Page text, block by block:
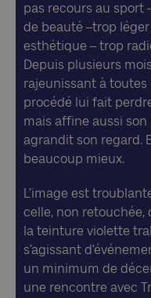
pas recours au sport
de beauté –trop
esthétique – trop
Depuis plusieurs
rajeunissant à toutes
procédé lui fait
mais affine aussi son
agrandit son regard.
beaucoup mieux.
L’image est
celle, non retouchée,
la teinture violette
s’agissant
un minimum de
une rencontre avec